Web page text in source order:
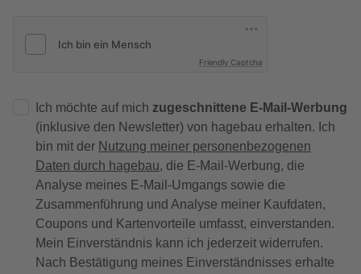
Friendly Captcha
Ich möchte auf mich zugeschnittene E-Mail-Werbung
(inklusive den Newsletter) von hagebau erhalten. Ich
bin mit der Nutzung meiner personenbezogenen
Daten durch hagebau, die E-Mail-Werbung, die
Analyse meines E-Mail-Umgangs sowie die
Zusammenführung und Analyse meiner Kaufdaten,
Coupons und Kartenvorteile umfasst, einverstanden.
Mein Einverständnis kann ich jederzeit widerrufen.
Nach Bestätigung meines Einverständnisses erhalte